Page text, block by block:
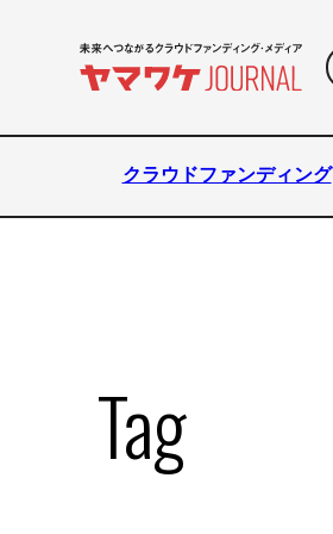
クラウドファンディング
Tag